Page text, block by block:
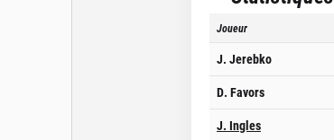
Joueur
J. Jerebko
D. Favors
J. Ingles